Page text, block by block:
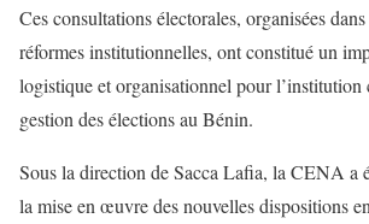
Ces consultations électorales, organisées
réformes institutionnelles, ont constitué un
logistique et organisationnel pour l’institution
gestion des élections au Bénin.
Sous la direction de Sacca Lafia, la CENA a
la mise en œuvre des nouvelles dispositions